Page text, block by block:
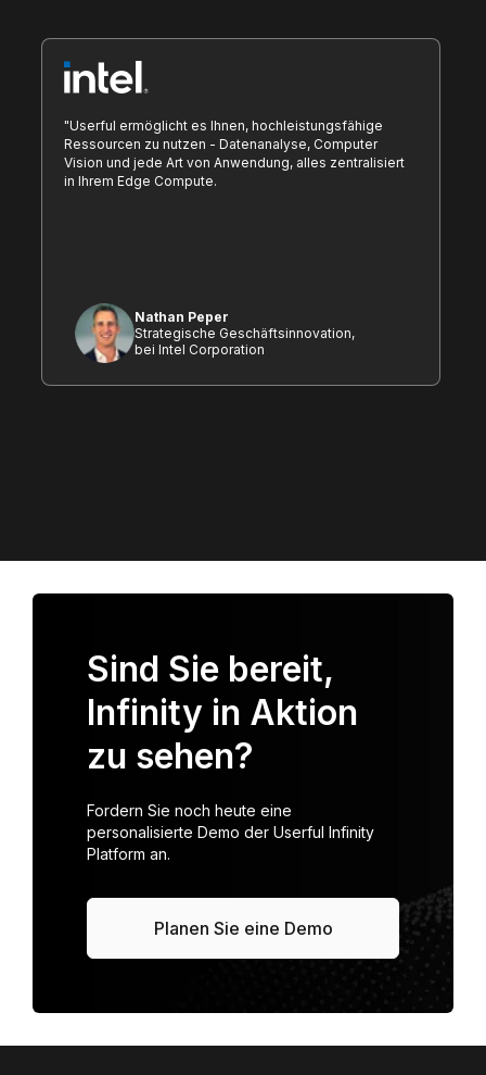
"Userful ermöglicht es Ihnen, hochleistungsfähige
Ressourcen zu nutzen - Datenanalyse, Computer
Vision und jede Art von Anwendung, alles zentralisiert
in Ihrem Edge Compute.
Nathan Peper
Strategische Geschäftsinnovation,
bei Intel Corporation
Sind Sie bereit,
Infinity in Aktion
zu sehen?
Fordern Sie noch heute eine
personalisierte Demo der Userful Infinity
Platform an.
Planen Sie eine Demo